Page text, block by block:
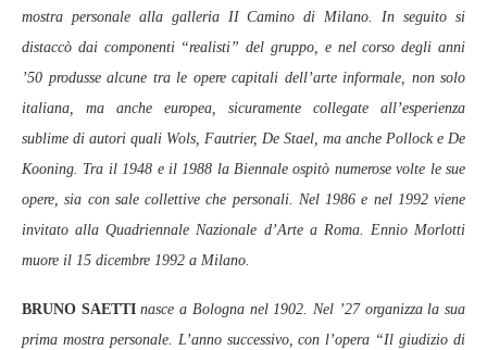
mostra personale alla galleria II Camino di Milano. In seguito si
distaccò dai componenti “realisti” del gruppo, e nel corso degli anni
’50 produsse alcune tra le opere capitali dell’arte informale, non solo
italiana, ma anche europea, sicuramente collegate all’esperienza
sublime di autori quali Wols, Fautrier, De Stael, ma anche Pollock e De
Kooning. Tra il 1948 e il 1988 la Biennale ospitò numerose volte le sue
opere, sia con sale collettive che personali. Nel 1986 e nel 1992 viene
invitato alla Quadriennale Nazionale d’Arte a Roma. Ennio Morlotti
muore il 15 dicembre 1992 a Milano.
BRUNO SAETTI nasce a Bologna nel 1902. Nel ’27 organizza la sua
prima mostra personale. L’anno successivo, con l’opera “Il giudizio di